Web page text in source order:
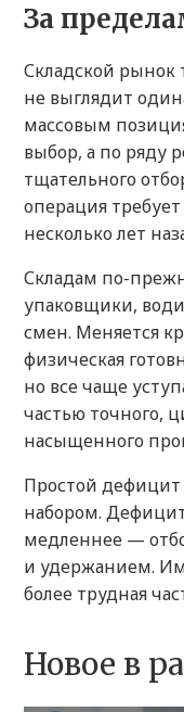
За
Складской рынок
не выглядит
массовым
выбор, а по ряду
тщательного
операция
несколько лет
Складам по-
упаковщики,
смен. Меняется
физическая
но все чаще
частью точного,
насыщенного
Простой
набором.
медленнее —
и удержанием.
более трудная
Новое в